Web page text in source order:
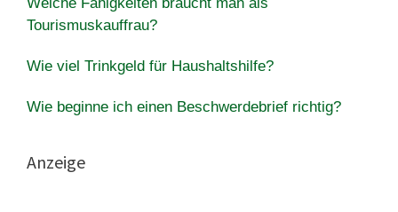
Tourismuskauffrau?
Wie viel Trinkgeld für Haushaltshilfe?
Wie beginne ich einen Beschwerdebrief richtig?
Anzeige